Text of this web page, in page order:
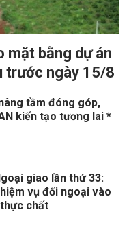
mặt bằng dự án
trước ngày 15/8
tầm đóng góp,
kiến tạo tương lai *
giao lần thứ 33:
vụ đối ngoại vào
chất